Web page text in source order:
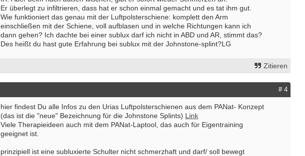
Er überlegt zu infiltrieren, dass hat er schon einmal gemacht und es tat ihm gut.
Wie funktioniert das genau mit der Luftpolsterschiene: komplett den Arm
einschließen mit der Schiene, voll aufblasen und in welche Richtungen kann ich
dann gehen? Ich dachte bei einer sublux darf ich nicht in ABD und AR, stimmt das?
Des heißt du hast gute Erfahrung bei sublux mit der Johnstone-splint?LG
Zitieren
# 4
hier findest Du alle Infos zu den Urias Luftpolsterschienen aus dem PANat- Konzept
(das ist die "neue" Bezeichnung für die Johnstone Splints) Link
Viele Therapieideen auch mit dem PANat-Laptool, das auch für Eigentraining
geeignet ist.
prinzipiell ist eine subluxierte Schulter nicht schmerzhaft und darf/ soll bewegt
professioneller Praxis mit herzlichem und
tollem Team!
12099 - Berlin
Ergotherapeut (m/w/d) Köln
50996 - Köln